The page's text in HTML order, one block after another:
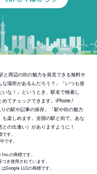
と周辺の街の魅力を発見できる無料サ
場所があるんだろう？」「いつも使
な！」というとき、駅名で検索し
めてチェックできます。iPhone /
の駅や記事の保存」「駅や街の魅力
楽しめます。全国の駅と街で、あな
の出逢い）がありますように！
す。
です。
の商標です。
き使用されています。
Google LLCの商標です。